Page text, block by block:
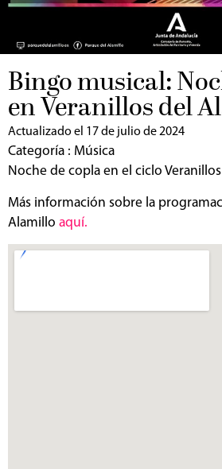
Bingo musical:
en Veranillos del
Actualizado el 17 de julio de 2024
Categoría : Música
Noche de copla en el ciclo
Más información sobre la
Alamillo aquí.